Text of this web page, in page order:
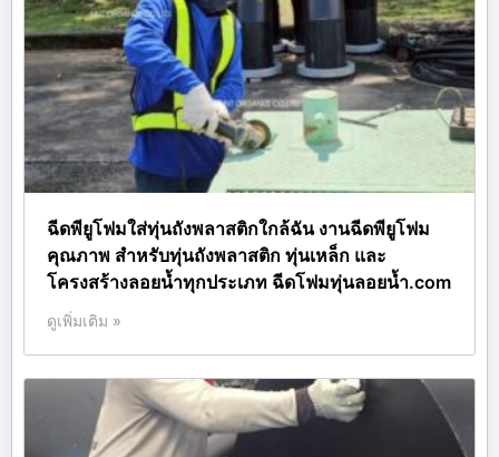
ฉีดพียูโฟมใส่ทุ่นถังพลาสติกใกล้ฉัน งานฉีดพียูโฟม
คุณภาพ สำหรับทุ่นถังพลาสติก ทุ่นเหล็ก และ
โครงสร้างลอยน้ำทุกประเภท ฉีดโฟมทุ่นลอยน้ำ.com
ดูเพิ่มเติม »